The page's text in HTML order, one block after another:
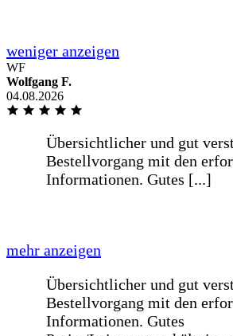
WF
Wolfgang F.
04.08.2026
Schnelle Lieferung einer Glasplatte für
einen Tisch innerhalb von einer Woche
nach Bestellung. [...]
mehr anzeigen
Schnelle Lieferung einer Glasplatte für
weniger anzeigen